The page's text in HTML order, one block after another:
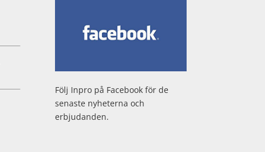
Följ Inpro på Facebook för de
senaste nyheterna och
erbjudanden.